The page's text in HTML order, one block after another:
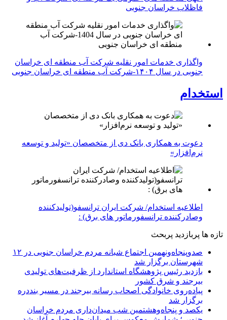
فاظلاب خراسان جنوبی
واگذاری خدمات امور نقلیه شرکت آب منطقه ای خراسان
جنوبی در سال ۱۴۰۴-شرکت آب منطقه ای خراسان جنوبی
استخدام
دعوت به همکاری بانک دی از متخصصان «تولید و توسعه
نرم‌افزار»
اطلاعیه استخدام/ شرکت ایران ترانسفو(تولیدکننده
وصادرکننده ترانسفورماتور های برق) :
تازه ها پربازدید پربحث
صدوپنجاه‌ونهمین اجتماع شبانه مردم خراسان جنوبی در ۱۲
شهرستان برگزار شد
بازدید رئیس پژوهشگاه استاندارد از ظرفیت‌های تولیدی
بیرجند و شرق کشور
پیاده‌روی خانوادگی اصحاب رسانه بیرجند در مسیر بنددره
برگزار شد
یکصد و پنجاه‌وهشتمین شب میدان‌داری مردم خراسان